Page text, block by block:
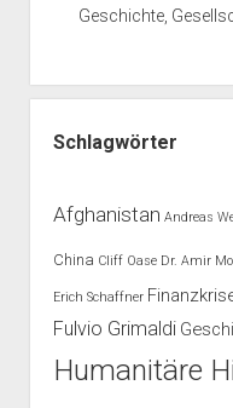
Geschichte,
Schlagwörter
Afghanistan Andreas
China Cliff Oase Dr. Amir
Erich Schaffner
Fulvio Grimaldi
Humanitäre